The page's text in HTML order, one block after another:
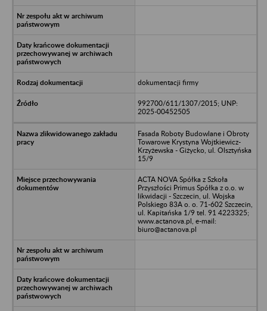
dokumentacji firmy
992700/611/1307/2015; UNP:
2025-00452505
Fasada Roboty Budowlane i Obroty
Towarowe Krystyna Wojtkiewicz-
Krzyżewska - Giżycko, ul. Olsztyńska
15/9
ACTA NOVA Spółka z Szkoła
Przyszłości Primus Spółka z o.o. w
likwidacji - Szczecin, ul. Wojska
Polskiego 83A o. o. 71-602 Szczecin,
ul. Kapitańska 1/9 tel. 91 4223325;
www.actanova.pl, e-mail:
biuro@actanova.pl